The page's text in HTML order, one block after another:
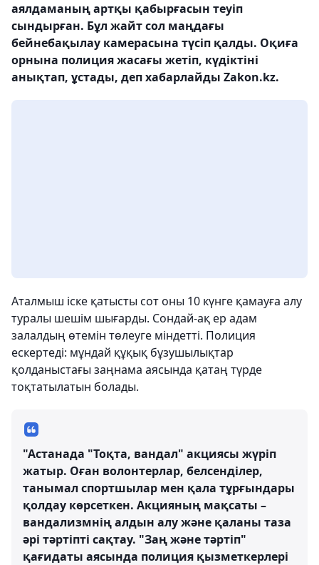
аялдаманың артқы қабырғасын теуіп
сындырған. Бұл жайт сол маңдағы
бейнебақылау камерасына түсіп қалды. Оқиға
орнына полиция жасағы жетіп, күдіктіні
анықтап, ұстады, деп хабарлайды Zakon.kz.
Аталмыш іске қатысты сот оны 10 күнге қамауға алу
туралы шешім шығарды. Сондай-ақ ер адам
залалдың өтемін төлеуге міндетті. Полиция
ескертеді: мұндай құқық бұзушылықтар
қолданыстағы заңнама аясында қатаң түрде
тоқтатылатын болады.
"Астанада "Тоқта, вандал" акциясы жүріп
жатыр. Оған волонтерлар, белсенділер,
танымал спортшылар мен қала тұрғындары
қолдау көрсеткен. Акцияның мақсаты –
вандализмнің алдын алу және қаланы таза
әрі тәртіпті сақтау. "Заң және тәртіп"
қағидаты аясында полиция қызметкерлері